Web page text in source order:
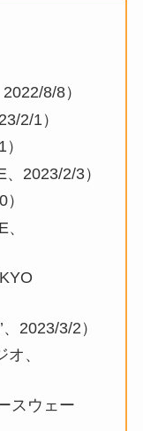
8/8）
2/1）
2023/2/3）
2023/3/2）
、
スウェー